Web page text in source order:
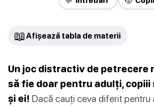
📖 Afișează tabla de materii
Un joc distractiv de petrecere
să fie doar pentru adulți, copiii
și ei! Dacă cauți ceva diferit pentru